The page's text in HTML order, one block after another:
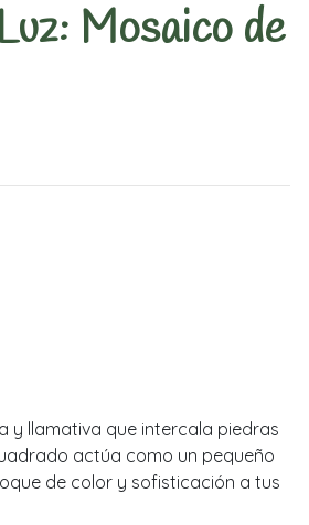
Mosaico de
y llamativa que intercala piedras
actúa como un pequeño
de color y sofisticación a tus